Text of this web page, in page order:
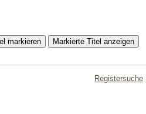
Registersuche